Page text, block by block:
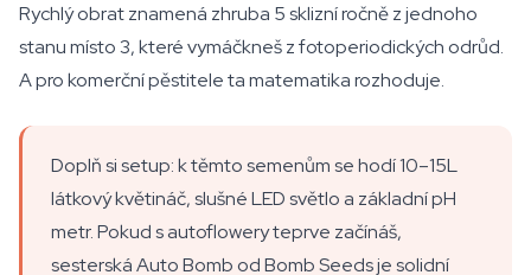
Rychlý obrat znamená zhruba 5 sklizní ročně z jednoho
stanu místo 3, které vymáčkneš z fotoperiodických odrůd.
A pro komerční pěstitele ta matematika rozhoduje.
Doplň si setup: k těmto semenům se hodí 10–15L
látkový květináč, slušné LED světlo a základní pH
metr. Pokud s autoflowery teprve začínáš,
sesterská Auto Bomb od Bomb Seeds je solidní